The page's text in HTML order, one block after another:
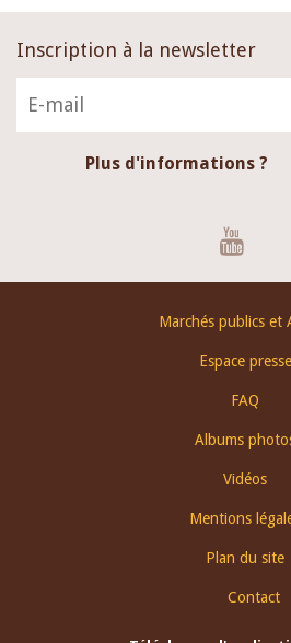
Inscription à la newsletter
Plus d'informations ?
Marchés publics et
Espace presse
FAQ
Albums
Vidéos
Mentions
Plan du site
Contact